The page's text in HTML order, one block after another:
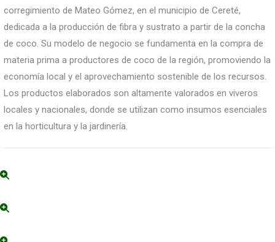
corregimiento de Mateo Gómez, en el municipio de Cereté,
dedicada a la producción de fibra y sustrato a partir de la concha
de coco. Su modelo de negocio se fundamenta en la compra de
materia prima a productores de coco de la región, promoviendo la
economía local y el aprovechamiento sostenible de los recursos.
Los productos elaborados son altamente valorados en viveros
locales y nacionales, donde se utilizan como insumos esenciales
en la horticultura y la jardinería.